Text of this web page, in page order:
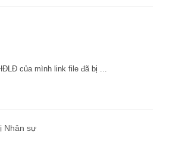
của mình link file đã bị ...
Nhân sự